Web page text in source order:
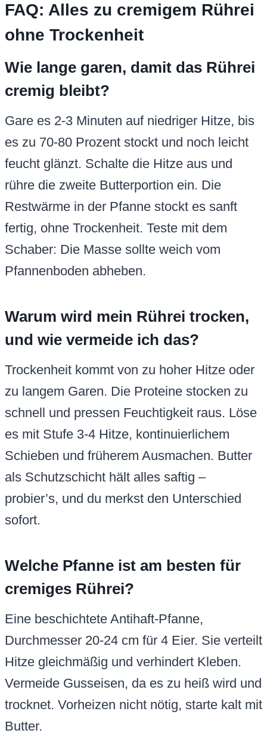
FAQ: Alles zu cremigem Rührei
ohne Trockenheit
Wie lange garen, damit das Rührei
cremig bleibt?
Gare es 2-3 Minuten auf niedriger Hitze, bis
es zu 70-80 Prozent stockt und noch leicht
feucht glänzt. Schalte die Hitze aus und
rühre die zweite Butterportion ein. Die
Restwärme in der Pfanne stockt es sanft
fertig, ohne Trockenheit. Teste mit dem
Schaber: Die Masse sollte weich vom
Pfannenboden abheben.
Warum wird mein Rührei trocken,
und wie vermeide ich das?
Trockenheit kommt von zu hoher Hitze oder
zu langem Garen. Die Proteine stocken zu
schnell und pressen Feuchtigkeit raus. Löse
es mit Stufe 3-4 Hitze, kontinuierlichem
Schieben und früherem Ausmachen. Butter
als Schutzschicht hält alles saftig –
probier’s, und du merkst den Unterschied
sofort.
Welche Pfanne ist am besten für
cremiges Rührei?
Eine beschichtete Antihaft-Pfanne,
Durchmesser 20-24 cm für 4 Eier. Sie verteilt
Hitze gleichmäßig und verhindert Kleben.
Vermeide Gusseisen, da es zu heiß wird und
trocknet. Vorheizen nicht nötig, starte kalt mit
Butter.